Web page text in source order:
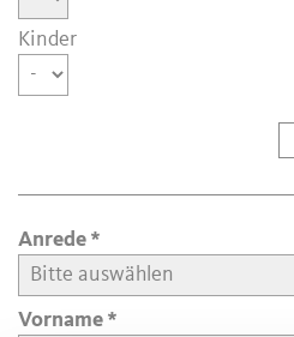
Kinder
Anrede
Vorname